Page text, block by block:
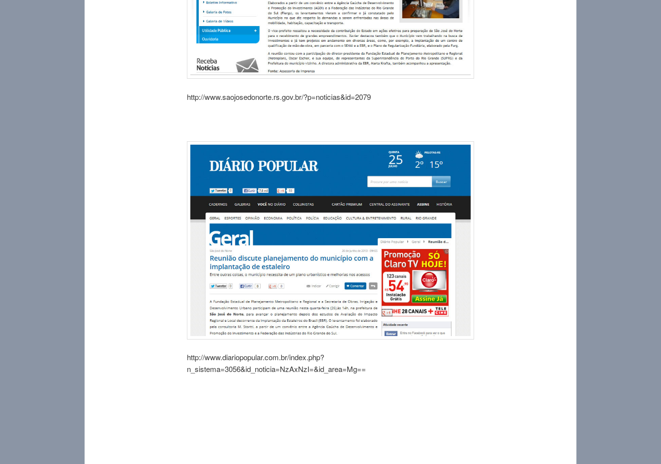
http://www.saojosedonorte.rs.gov.br/?p=noticias&id=2079
http://www.diariopopular.com.br/index.php?
n_sistema=3056&id_noticia=NzAxNzI=&id_area=Mg==